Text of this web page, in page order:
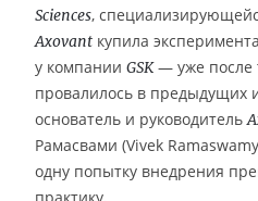
Sciences,
Axovant купила
у компании GSK— уже после
провалилось в предыдущих
основатель и руководитель
Рамасвами (Vivek
одну попытку внедрения
практику.